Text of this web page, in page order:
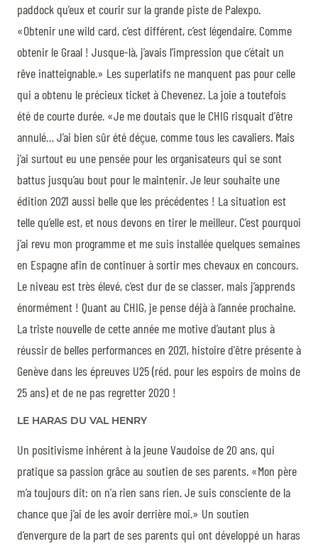
paddock qu’eux et courir sur la grande piste de Palexpo.
«Obtenir une wild card, c’est différent, c’est légendaire. Comme
obtenir le Graal ! Jusque-là, j’avais l’impression que c’était un
rêve inatteignable.» Les superlatifs ne manquent pas pour celle
qui a obtenu le précieux ticket à Chevenez. La joie a toutefois
été de courte durée. «Je me doutais que le CHIG risquait d'être
annulé… J’ai bien sûr été déçue, comme tous les cavaliers. Mais
j’ai surtout eu une pensée pour les organisateurs qui se sont
battus jusqu’au bout pour le maintenir. Je leur souhaite une
édition 2021 aussi belle que les précédentes ! La situation est
telle qu’elle est, et nous devons en tirer le meilleur. C’est pourquoi
j’ai revu mon programme et me suis installée quelques semaines
en Espagne afin de continuer à sortir mes chevaux en concours.
Le niveau est très élevé, c’est dur de se classer, mais j’apprends
énormément ! Quant au CHIG, je pense déjà à l’année prochaine.
La triste nouvelle de cette année me motive d’autant plus à
réussir de belles performances en 2021, histoire d'être présente à
Genève dans les épreuves U25 (réd. pour les espoirs de moins de
25 ans) et de ne pas regretter 2020 !
LE HARAS DU VAL HENRY
Un positivisme inhérent à la jeune Vaudoise de 20 ans, qui
pratique sa passion grâce au soutien de ses parents. «Mon père
m’a toujours dit: on n'a rien sans rien. Je suis consciente de la
chance que j’ai de les avoir derrière moi.» Un soutien
d’envergure de la part de ses parents qui ont développé un haras